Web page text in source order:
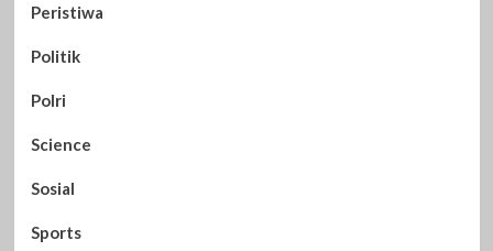
Peristiwa
Politik
Polri
Science
Sosial
Sports